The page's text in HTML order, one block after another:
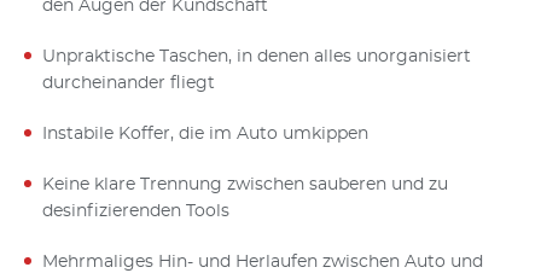
den Augen der Kundschaft
Unpraktische Taschen, in denen alles unorganisiert
durcheinander fliegt
Instabile Koffer, die im Auto umkippen
Keine klare Trennung zwischen sauberen und zu
desinfizierenden Tools
Mehrmaliges Hin- und Herlaufen zwischen Auto und